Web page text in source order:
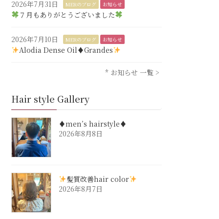
2026年7月31日 MERのブログ お知らせ
７月もありがとうございました
2026年7月10日 MERのブログ お知らせ
Alodia Dense Oil♦︎Grandes
* お知らせ 一覧 >
Hair style Gallery
♦︎men’s hairstyle♦︎
2026年8月8日
髪質改善hair color
2026年8月7日